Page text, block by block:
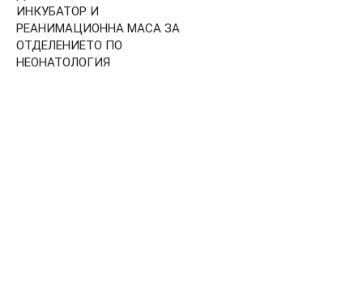
ИНКУБАТОР И
РЕАНИМАЦИОННА МАСА ЗА
ОТДЕЛЕНИЕТО ПО
НЕОНАТОЛОГИЯ